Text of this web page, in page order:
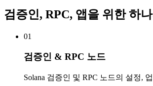
검증인, RPC, 앱을 위한 하
01
검증인 & RPC 노드
Solana 검증인 및 RPC 노드의 설정,